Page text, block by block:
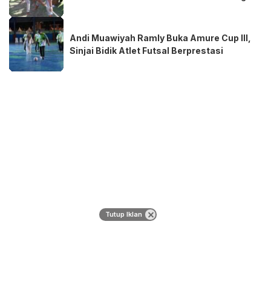
Andi Muawiyah Ramly Buka Amure Cup III,
Sinjai Bidik Atlet Futsal Berprestasi
Tutup Iklan